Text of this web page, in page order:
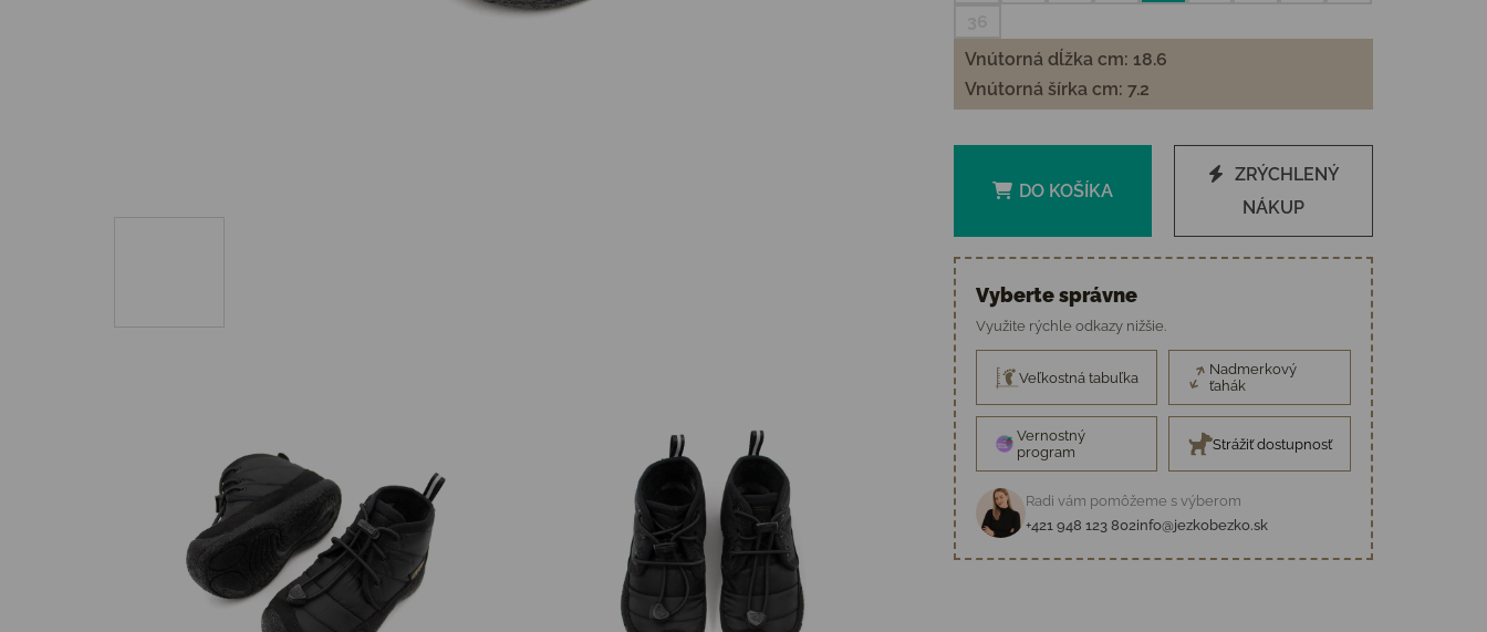
Vnútorná dĺžka cm: 18.6
Vnútorná šírka cm: 7.2
DO KOŠÍKA
ZRÝCHLENÝ
NÁKUP
Vyberte správne
Využite rýchle odkazy nižšie.
Veľkostná tabuľka
Nadmerkový
ťahák
Vernostný
program
Strážiť dostupnosť
Radi vám pomôžeme s výberom
+421 948 123 802info@jezkobezko.sk